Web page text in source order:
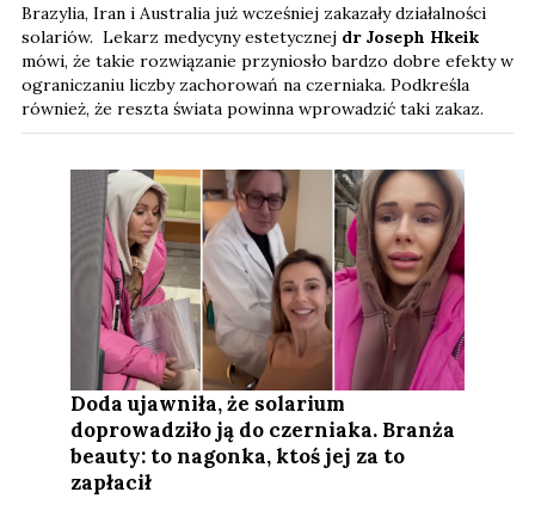
Brazylia, Iran i Australia już wcześniej zakazały działalności
solariów. Lekarz medycyny estetycznej dr Joseph Hkeik
mówi, że takie rozwiązanie przyniosło bardzo dobre efekty w
ograniczaniu liczby zachorowań na czerniaka. Podkreśla
również, że reszta świata powinna wprowadzić taki zakaz.
Doda ujawniła, że solarium
doprowadziło ją do czerniaka. Branża
beauty: to nagonka, ktoś jej za to
zapłacił